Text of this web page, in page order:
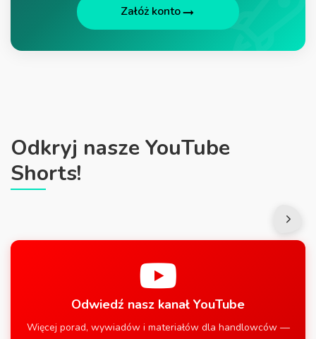
Załóż konto
Odkryj nasze YouTube
Shorts!
Odwiedź nasz kanał YouTube
Więcej porad, wywiadów i materiałów dla handlowców —